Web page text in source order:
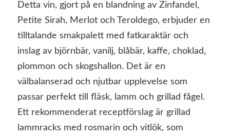
Detta vin, gjort på en blandning av Zinfandel,
Petite Sirah, Merlot och Teroldego, erbjuder en
tilltalande smakpalett med fatkaraktär och
inslag av björnbär, vanilj, blåbär, kaffe, choklad,
plommon och skogshallon. Det är en
välbalanserad och njutbar upplevelse som
passar perfekt till fläsk, lamm och grillad fågel.
Ett rekommenderat receptförslag är grillad
lammracks med rosmarin och vitlök, som